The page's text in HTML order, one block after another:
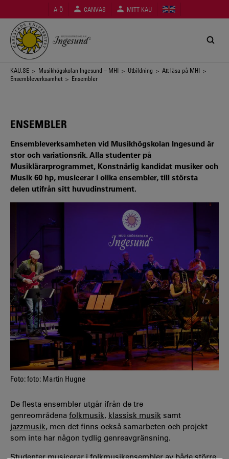
huvudinnehåll
A-Ö CANVAS MITT KAU
Länkstig
KAU.SE > Musikhögskolan Ingesund – MHI > Utbildning > Att läsa på MHI >
Ensembleverksamhet > Ensembler
ENSEMBLER
Ensembleverksamheten vid Musikhögskolan Ingesund är
stor och variationsrik. Alla studenter på
Musiklärarprogrammet, Konstnärlig kandidat musiker och
Musik 60 hp, musicerar i olika ensembler, till största
delen utifrån sitt huvudinstrument.
Foto: foto: Martin Hugne
De flesta ensembler utgår ifrån de tre
genreområdena folkmusik, klassisk musik samt
jazzmusik, men det finns också samarbeten och projekt
som inte har någon tydlig genreavgränsning.
Studenter musicerar i folkmusikensembler av både större